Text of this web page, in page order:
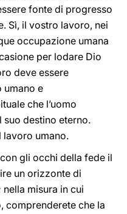
fonte di progresso
Sì, il vostro lavoro, nei
occupazione umana
per lodare Dio
deve essere
umano e
che l’uomo
destino eterno.
lavoro umano.
gli occhi della fede il
un orizzonte di
misura in cui
comprenderete che la